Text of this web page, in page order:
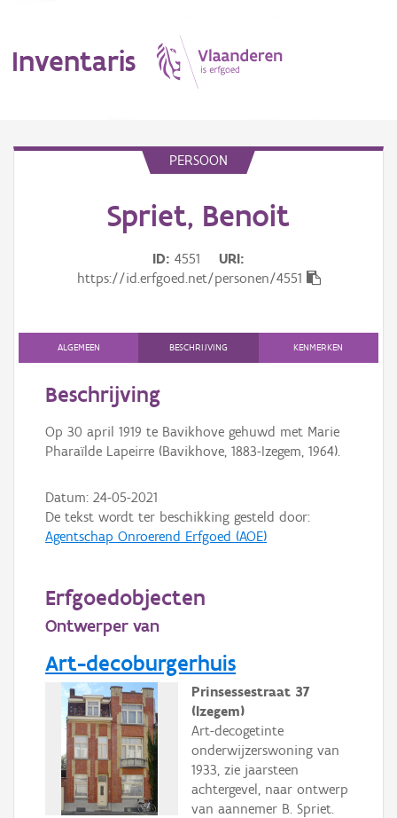
Inventaris
Thema
Persoon of collectief
Downloads
Aanmelden
PERSOON
Spriet, Benoit
ID 4551
URI
https://id.erfgoed.net/personen/4551
ALGEMEEN BESCHRIJVING KENMERKEN
Beschrijving
Op 30 april 1919 te Bavikhove gehuwd met Marie
Pharaïlde Lapeirre (Bavikhove, 1883-Izegem, 1964).
Datum: 24-05-2021
De tekst wordt ter beschikking gesteld door:
Agentschap Onroerend Erfgoed (AOE)
Erfgoedobjecten
Ontwerper van
Art-decoburgerhuis
Prinsessestraat 37
(Izegem)
Art-decogetinte
onderwijzerswoning van
1933, zie jaarsteen
achtergevel, naar ontwerp
van aannemer B. Spriet.